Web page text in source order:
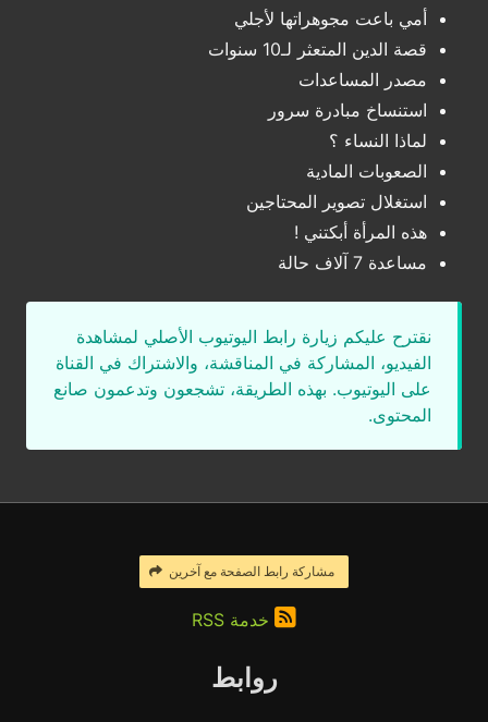
أمي باعت مجوهراتها لأجلي
قصة الدين المتعثر لـ10 سنوات
مصدر المساعدات
استنساخ مبادرة سرور
لماذا النساء ؟
الصعوبات المادية
استغلال تصوير المحتاجين
هذه المرأة أبكتني !
مساعدة 7 آلاف حالة
نقترح عليكم زيارة رابط اليوتيوب الأصلي لمشاهدة
الفيديو، المشاركة في المناقشة، والاشتراك في القناة
على اليوتيوب. بهذه الطريقة، تشجعون وتدعمون صانع
المحتوى.
مشاركة رابط الصفحة مع آخرين
خدمة RSS
روابط